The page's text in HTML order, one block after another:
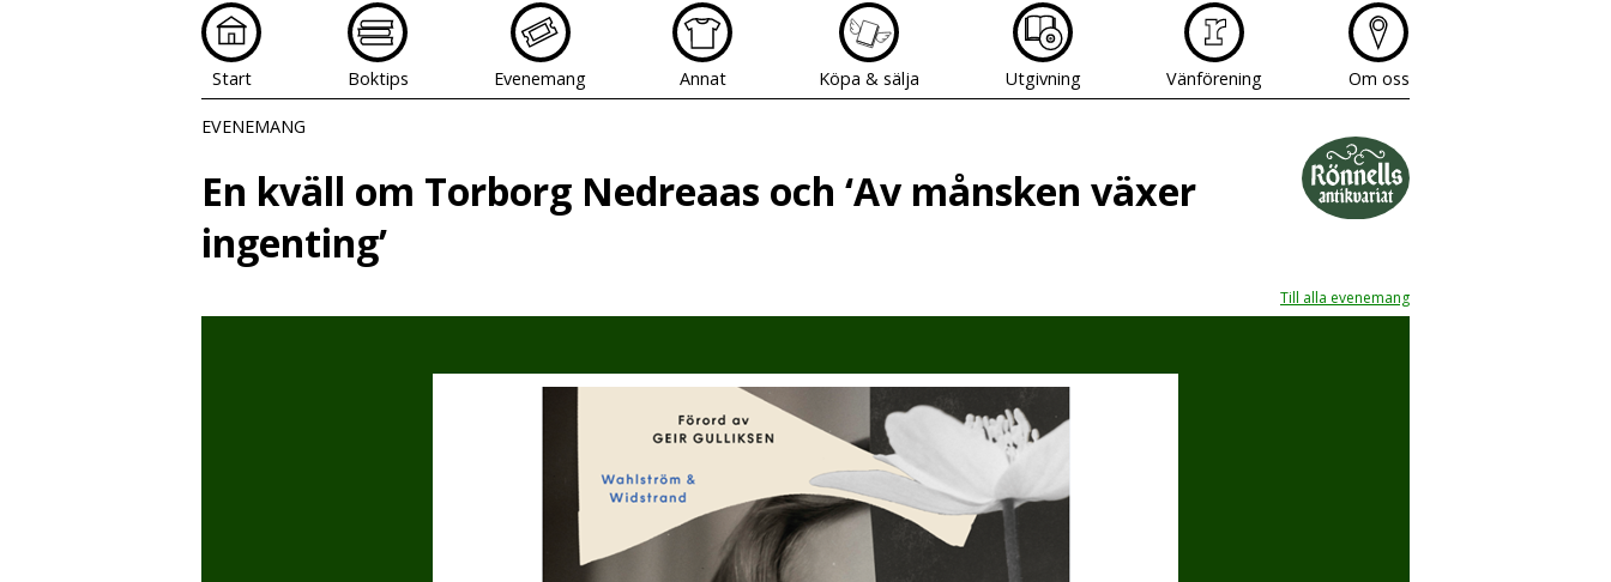
Start Boktips Evenemang Annat Köpa & sälja Utgivning Vänförening Om oss
EVENEMANG
En kväll om Torborg Nedreaas och ‘Av månsken växer
ingenting’
Till alla evenemang